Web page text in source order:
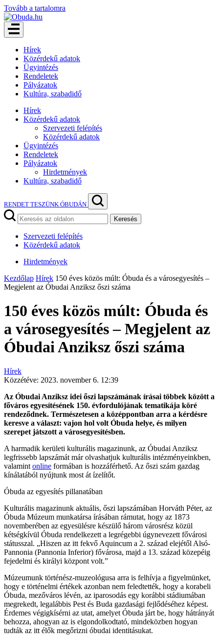
Tovább a tartalomra
Hírek
Közérdekű adatok
Ügyintézés
Rendeletek
Pályázatok
Kultúra, szabadidő
Hírek
Közérdekű adatok
Szervezeti felépítés
Közérdekű adatok
Ügyintézés
Rendeletek
Pályázatok
Hirdetmények
Kultúra, szabadidő
RENDET TESZÜNK ÓBUDÁN
Keresés
Szervezeti felépítés
Közérdekű adatok
Hirdetmények
Kezdőlap Hírek 150 éves közös múlt: Óbuda és a városegyesítés –
Megjelent az Óbudai Anziksz őszi száma
150 éves közös múlt: Óbuda és
a városegyesítés – Megjelent az
Óbudai Anziksz őszi száma
Hírek
Közzétéve: 2023. november 6. 12:39
Az Óbudai Anziksz idei őszi lapszámának írásai többek között a
főváros egyesítésének 150. évfordulójának tematikája köré
rendeződnek. Természetesen a középpontban arra a kérdésre
keresve a választ: vajon hol volt Óbuda helye, és milyen
szerepet játszott a városegyesítésben.
A harmadik kerületi kulturális magazinunk, az Óbudai Anziksz
legfrissebb lapszámát már olvashatjuk kulturális intézményeinkben,
valamint online formában is hozzáférhető. Az őszi szám gazdag
kínálatából nyújtunk most át ízelítőt.
Óbuda az egyesítés pillanatában
Kulturális magazinunk aktuális, őszi lapszámában Horváth Péter, az
Óbuda Múzeum munkatársa írásában rámutat, hogy az 1873
novemberében az egyesülésre készülő három városrész közül
kétségkívül Óbuda rendelkezett a legrégebbi úgynevezett fővárosi
státusszal. „Hiszen az itt fekvő Aquincum a 2. század elejétől Alsó-
Pannonia (Pannonia Inferior) fővárosa, majd a 13. század közepéig
fejedelmi és királyi központ volt.”
Múzeumunk történész-muzeológusa arra is felhívja a figyelmünket,
hogy e történelmi értékek azonban nem feledtették, hogy a korabeli
Óbuda, mezőváros lévén, az iparosodás egy korábbi stádiumában
megrekedt, legalábbis Pest és Buda gazdasági fejlődéséhez képest.
Érdemes végigkísérni az utat, amelyet Óbuda járt be, hogy hátrányát
behozza, ahogyan az is elgondolkodtató, mindeközben hogyan
tudták az itt élők megőrizni óbudai identitásukat.